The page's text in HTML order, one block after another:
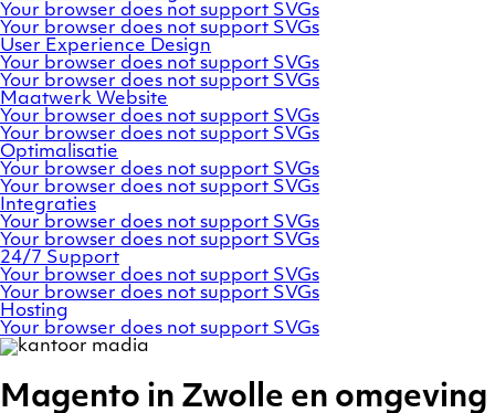
Your browser does not support SVGs
Your browser does not support SVGs
User Experience Design
Your browser does not support SVGs
Your browser does not support SVGs
Maatwerk Website
Your browser does not support SVGs
Your browser does not support SVGs
Optimalisatie
Your browser does not support SVGs
Your browser does not support SVGs
Integraties
Your browser does not support SVGs
Your browser does not support SVGs
24/7 Support
Your browser does not support SVGs
Your browser does not support SVGs
Hosting
Your browser does not support SVGs
Magento in Zwolle en omgeving